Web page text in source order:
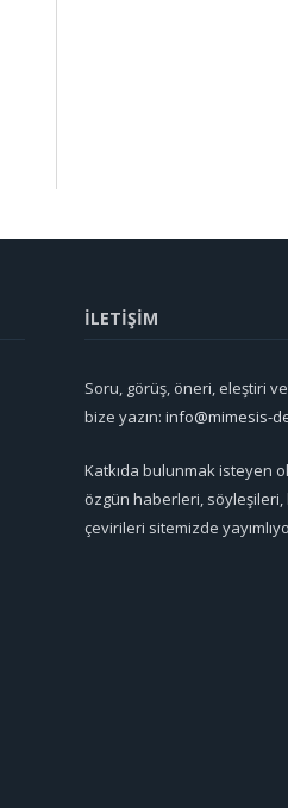
İLETİŞİM
Soru, görüş, öneri, eleştiri
bize yazın: info@mimesis-
Katkıda bulunmak isteyen
özgün haberleri, söyleşileri,
çevirileri sitemizde